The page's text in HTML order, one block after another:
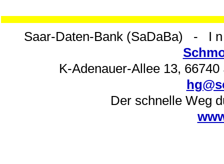
Saar-Daten-Bank (SaDaBa)
K-Adenauer-Allee 13,
Der schnelle Weg